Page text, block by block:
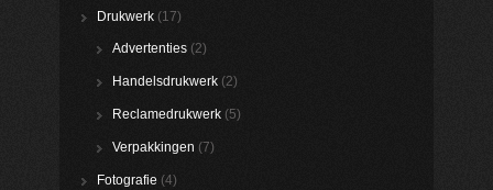
Drukwerk (17)
Advertenties (2)
Handelsdrukwerk (2)
Reclamedrukwerk (5)
Verpakkingen (7)
Fotografie (4)